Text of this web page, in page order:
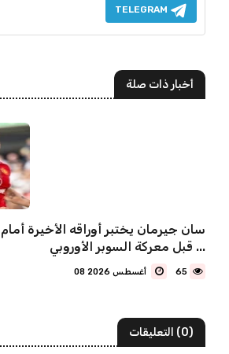
TELEGRAM
أخبار ذات صلة
سان جيرمان يختبر أوراقه الأخيرة
قبل معركة السوبر الأوروبي ...
65
(0) التعليقات